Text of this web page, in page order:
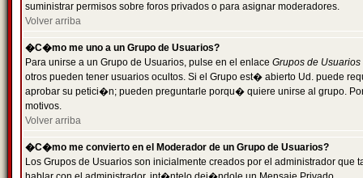
suministrar permisos sobre foros privados o para asignar moderadores.
Volver arriba
�C�mo me uno a un Grupo de Usuarios?
Para unirse a un Grupo de Usuarios, pulse en el enlace Grupos de Usuarios
otros pueden tener usuarios ocultos. Si el Grupo est� abierto Ud. puede
aprobar su petici�n; pueden preguntarle porqu� quiere unirse al grupo.
motivos.
Volver arriba
�C�mo me convierto en el Moderador de un Grupo de Usuarios?
Los Grupos de Usuarios son inicialmente creados por el administrador